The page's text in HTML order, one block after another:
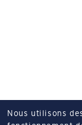
Nous utilisons